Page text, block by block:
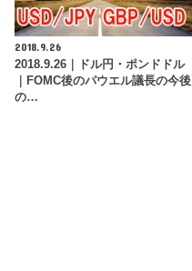
2018.9.26
2018.9.26｜ドル円・ポンドドル
｜FOMC後のパウエル議長の今後
の…